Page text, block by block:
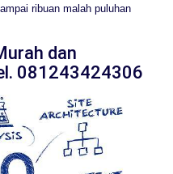
ribuan malah puluhan
dan
081243424306